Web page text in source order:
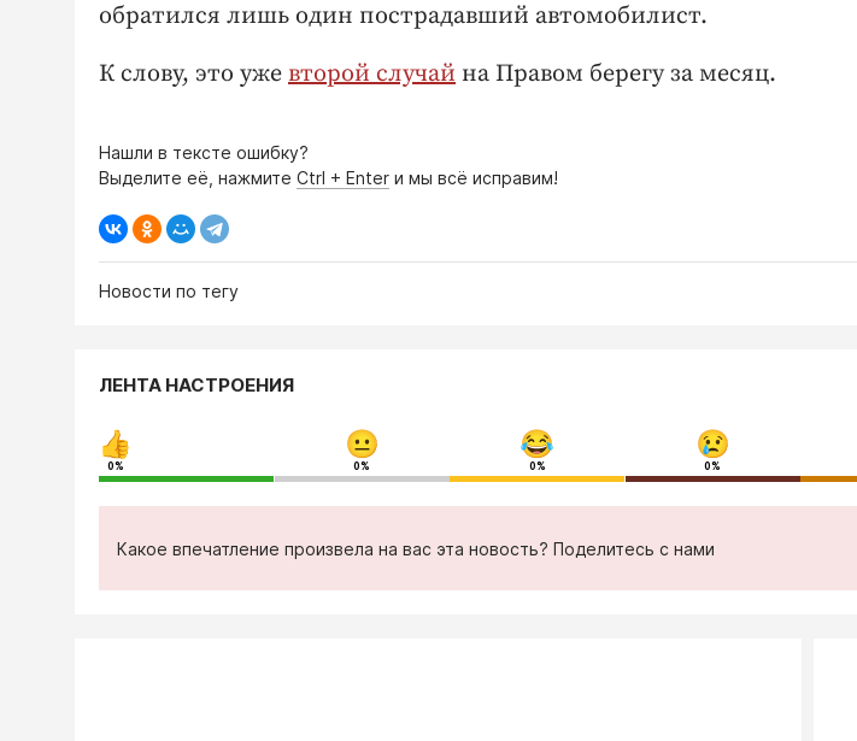
обратился лишь один пострадавший автомобилист.
К слову, это уже второй случай на Правом берегу за месяц.
Нашли в тексте ошибку?
Выделите её, нажмите Ctrl + Enter и мы всё исправим!
Новости по тегу
ЛЕНТА НАСТРОЕНИЯ
0% 0% 0% 0%
Какое впечатление произвела на вас эта новость? Поделитесь с нами